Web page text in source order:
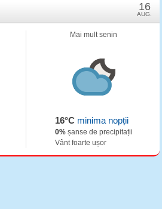
16
AUG.
Mai mult senin
16°Cminima nopții
0%șanse de precipitații
Vânt foarte ușor